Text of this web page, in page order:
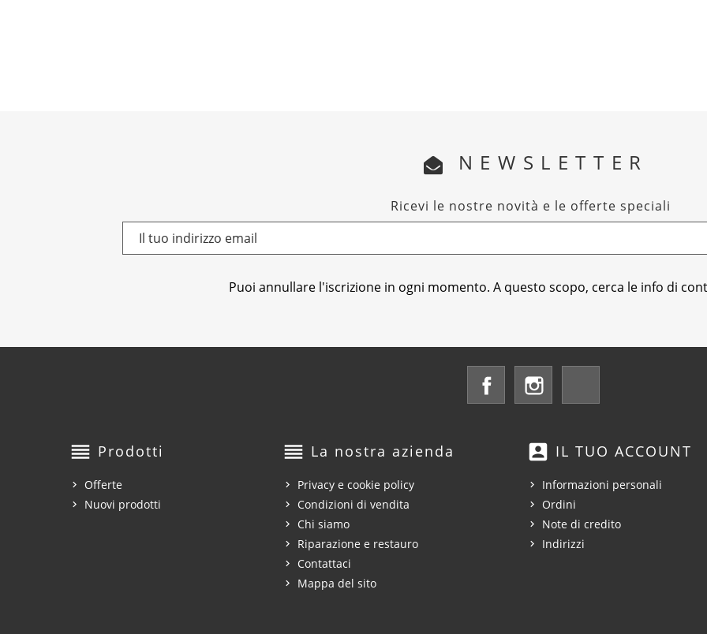
NEWSLETTER
Ricevi le nostre novità e le offerte speciali
Puoi annullare l'iscrizione in ogni momento. A questo scopo, cerca le info di
Facebook
reorder Prodotti
Offerte
Nuovi prodotti
reorder La nostra azienda
Privacy e cookie policy
Condizioni di vendita
Chi siamo
Riparazione e restauro
Contattaci
Mappa del sito
account_box IL TUO ACCOUNT
Informazioni personali
Ordini
Note di credito
Indirizzi